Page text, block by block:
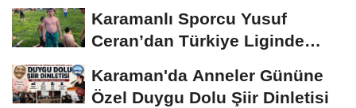
Karamanlı Sporcu Yusuf
Ceran’dan Türkiye Liginde
Karaman'da Anneler Gününe
Özel Duygu Dolu Şiir Dinletisi